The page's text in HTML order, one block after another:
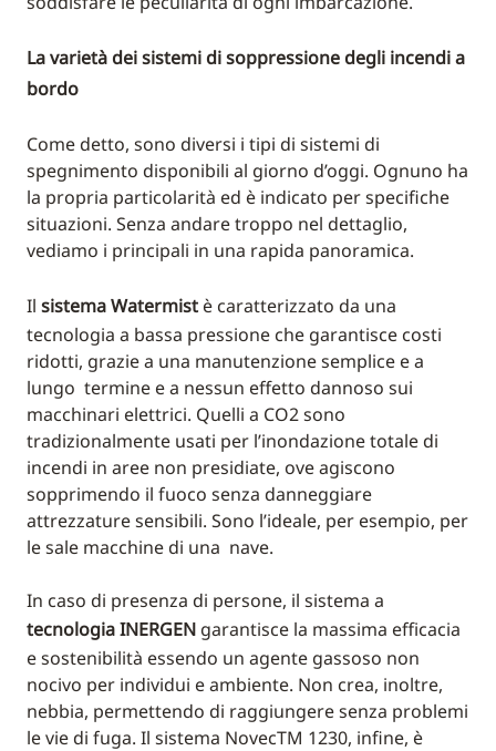
La varietà dei sistemi di soppressione degli incendi a
bordo
Come detto, sono diversi i tipi di sistemi di
spegnimento disponibili al giorno d’oggi. Ognuno ha
la propria particolarità ed è indicato per specifiche
situazioni. Senza andare troppo nel dettaglio,
vediamo i principali in una rapida panoramica.
Il sistema Watermist è caratterizzato da una
tecnologia a bassa pressione che garantisce costi
ridotti, grazie a una manutenzione semplice e a
lungo termine e a nessun effetto dannoso sui
macchinari elettrici. Quelli a CO2 sono
tradizionalmente usati per l’inondazione totale di
incendi in aree non presidiate, ove agiscono
sopprimendo il fuoco senza danneggiare
attrezzature sensibili. Sono l’ideale, per esempio, per
le sale macchine di una nave.
In caso di presenza di persone, il sistema a
tecnologia INERGEN garantisce la massima efficacia
e sostenibilità essendo un agente gassoso non
nocivo per individui e ambiente. Non crea, inoltre,
nebbia, permettendo di raggiungere senza problemi
le vie di fuga. Il sistema NovecTM 1230, infine, è